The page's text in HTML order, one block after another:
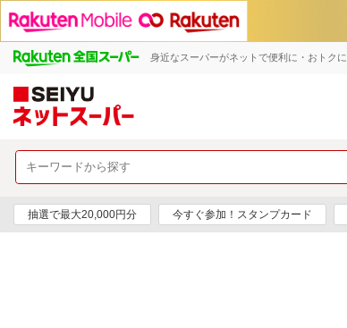
身近なスーパーがネットで便利に・おトクに
抽選で最大20,000円分 今すぐ参加！スタンプカード